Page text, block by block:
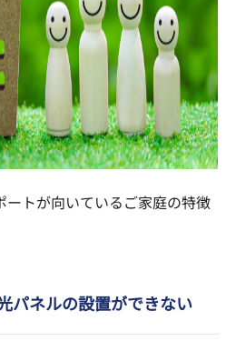
ートが向いているご家庭の特徴
パネルの設置ができない